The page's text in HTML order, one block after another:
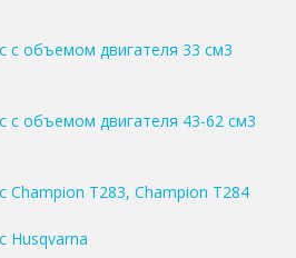
с объемом двигателя 33 см3
с объемом двигателя 43-62 см3
Champion T283, Champion T284
Husqvarna